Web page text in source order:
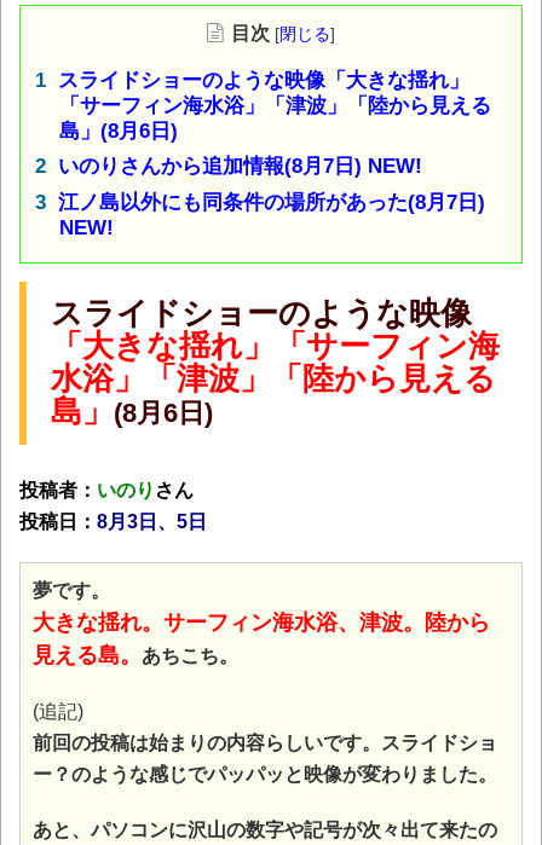
目次 [閉じる]
スライドショーのような映像「大きな揺れ」
「サーフィン海水浴」「津波」「陸から見える
島」(8月6日)
いのりさんから追加情報(8月7日) NEW!
江ノ島以外にも同条件の場所があった(8月7日)
NEW!
スライドショーのような映像
「大きな揺れ」「サーフィン海
水浴」「津波」「陸から見える
島」 (8月6日)
投稿者： いのり さん
投稿日： 8月3日、5日
夢です。
大きな揺れ。サーフィン海水浴、津波。陸から
見える島。
あちこち。
(追記)
前回の投稿は始まりの内容らしいです。スライドショ
ー？のような感じでパッパッと映像が変わりました。
あと、パソコンに沢山の数字や記号が次々出て来たの